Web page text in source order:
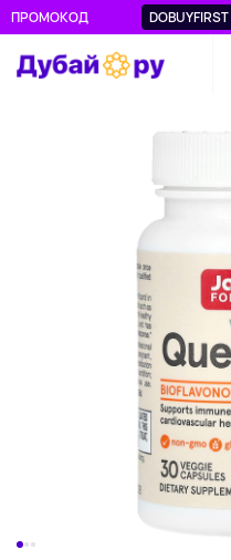
ПРОМОКОД DOBUYFIRST